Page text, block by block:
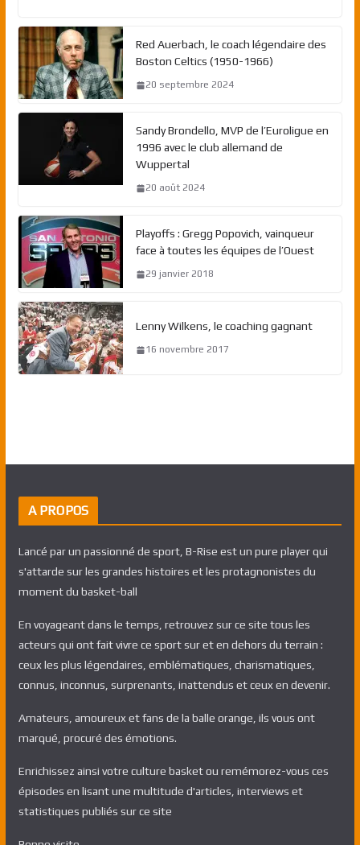
Red Auerbach, le coach légendaire des
Boston Celtics (1950-1966)
20 septembre 2024
Sandy Brondello, MVP de l’Euroligue en
1996 avec le club allemand de
Wuppertal
20 août 2024
Playoffs : Gregg Popovich, vainqueur
face à toutes les équipes de l’Ouest
29 janvier 2018
Lenny Wilkens, le coaching gagnant
16 novembre 2017
A PROPOS
Lancé par un passionné de sport, B-Rise est un pure player qui
s'attarde sur les grandes histoires et les protagnonistes du
moment du basket-ball
En voyageant dans le temps, retrouvez sur ce site tous les
acteurs qui ont fait vivre ce sport sur et en dehors du terrain :
ceux les plus légendaires, emblématiques, charismatiques,
connus, inconnus, surprenants, inattendus et ceux en devenir.
Amateurs, amoureux et fans de la balle orange, ils vous ont
marqué, procuré des émotions.
Enrichissez ainsi votre culture basket ou remémorez-vous ces
épisodes en lisant une multitude d'articles, interviews et
statistiques publiés sur ce site